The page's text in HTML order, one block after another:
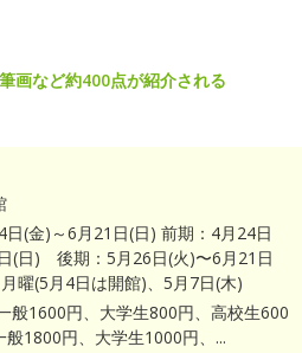
画など約400点が紹介される
日(金)～6月21日(日) 前期：4月24日
(日) 後期：5月26日(火)〜6月21日
曜(5月4日は開館)、5月7日(木)
般1600円、大学生800円、高校生600
1800円、大学生1000円、...